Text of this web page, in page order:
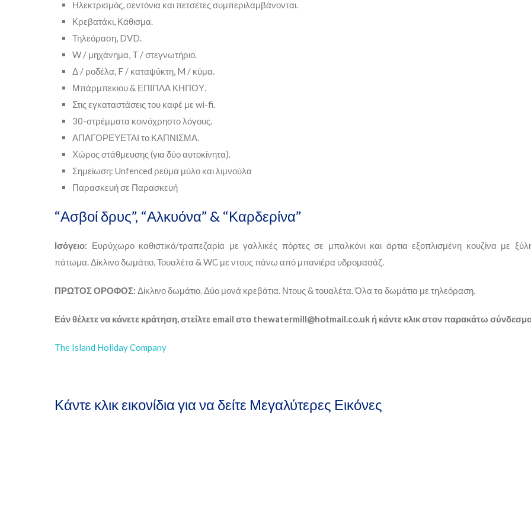
Ηλεκτρισμός, σεντόνια και πετσέτες συμπεριλαμβάνονται.
Κρεβατάκι, Κάθισμα.
Τηλεόραση, DVD.
W / μηχάνημα, T / στεγνωτήριο.
Δ / ροδέλα, F / καταψύκτη, M / κύμα.
Μπάρμπεκιου & ΕΠΙΠΛΑ ΚΗΠΟΥ.
Στις εγκαταστάσεις του καφέ με wi-fi.
30-στρέμματα κοινόχρηστο λόγους.
ΑΠΑΓΟΡΕΥΕΤΑΙ το ΚΑΠΝΙΣΜΑ.
Χώρος στάθμευσης (για δύο αυτοκίνητα).
Σημείωση: Unfenced ρεύμα μύλο και λιμνούλα
Παρασκευή σε Παρασκευή
“Ασβοί δρυς”, “Αλκυόνα” & “Καρδερίνα”
Ισόγειο: Ευρύχωρο καθιστικό/τραπεζαρία με γαλλικές πόρτες σε μπαλκόνι και άρτια εξοπλισμένη κουζίνα με
πάτωμα. Δίκλινο δωμάτιο, Τουαλέτα & WC με ντους πάνω από μπανιέρα υδρομασάζ.
ΠΡΩΤΟΣ ΟΡΟΦΟΣ: Δίκλινο δωμάτιο. Δύο μονά κρεβάτια. Ντους & τουαλέτα. Όλα τα δωμάτια με τηλεόραση.
Εάν θέλετε να κάνετε κράτηση, στείλτε email στο thewatermill@hotmail.co.uk ή κάντε κλικ στον παρακάτω
The Island Holiday Company
Κάντε κλικ εικονίδια για να δείτε Μεγαλύτερες Εικόνες